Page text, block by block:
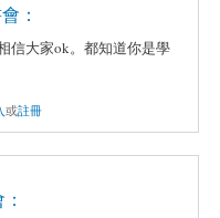
：
信大家ok。都知道你是學
或註冊